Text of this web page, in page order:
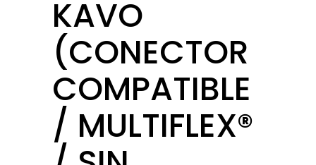
KAVO
(CONECTOR
COMPATIBLE
/ MULTIFLEX®